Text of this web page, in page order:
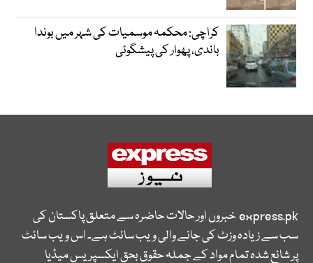
کراچی: محکمہ موسمیات کی شہر میں بوندا
باندی، پھوار کی پیشگوئی
express.pkخبروں اور حالات حاضرہ سے متعلق پاکستان کی
سب سے زیادہ وزٹ کی جانے والی ویب سائٹ ہے۔ اس ویب سائٹ
پر شائع شدہ تمام مواد کے جملہ حقوق بحق ایکسپریس میڈیا